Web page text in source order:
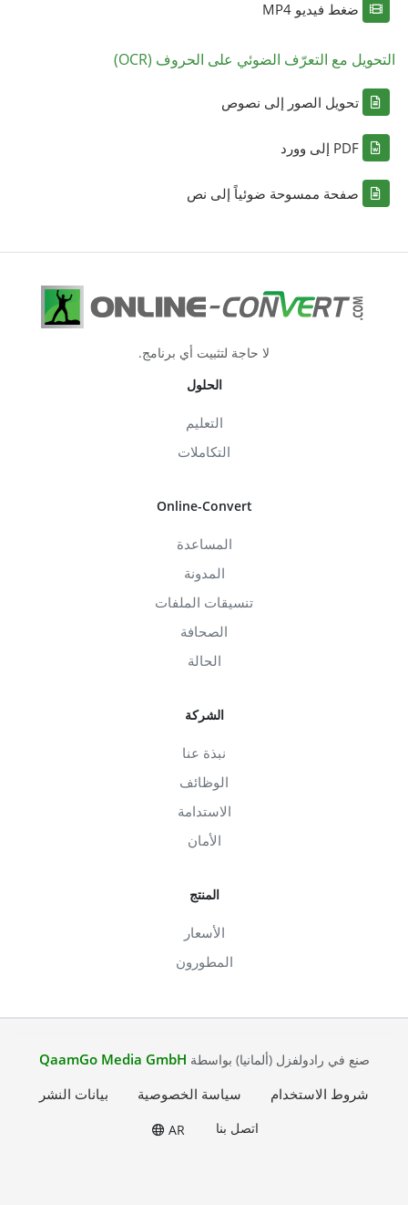
ضغط فيديو MP4
التحويل مع التعرّف الضوئي على الحروف (OCR)
تحويل الصور إلى نصوص
PDF إلى وورد
صفحة ممسوحة ضوئياً إلى نص
لا حاجة لتثبيت أي برنامج.
الحلول
التعليم
التكاملات
Online-Convert
المساعدة
المدونة
تنسيقات الملفات
الصحافة
الحالة
الشركة
نبذة عنا
الوظائف
الاستدامة
الأمان
المنتج
الأسعار
المطورون
صنع في رادولفزل (ألمانيا) بواسطة QaamGo Media GmbH
شروط الاستخدام
سياسة الخصوصية بيانات النشر
اتصل بنا AR